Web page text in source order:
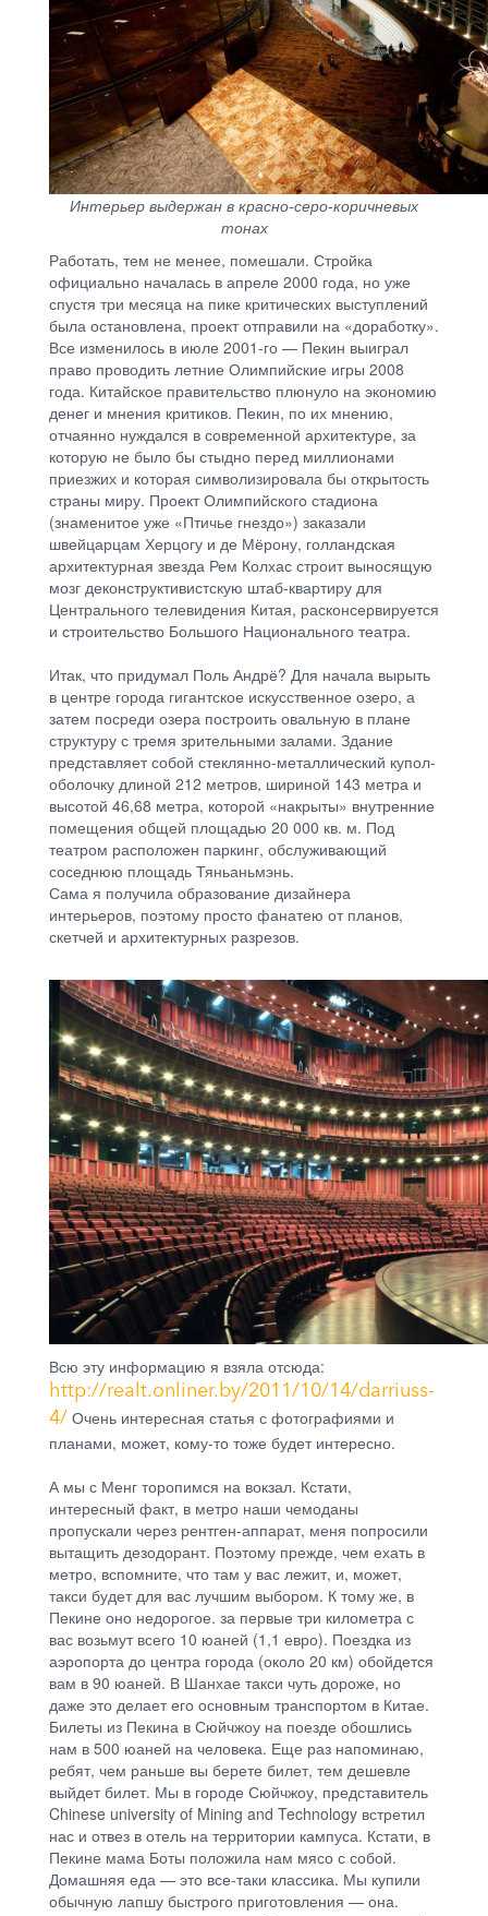
Интерьер выдержан в красно-серо-коричневых
тонах
Работать, тем не менее, помешали. Стройка
официально началась в апреле 2000 года, но уже
спустя три месяца на пике критических выступлений
была остановлена, проект отправили на «доработку».
Все изменилось в июле 2001-го — Пекин выиграл
право проводить летние Олимпийские игры 2008
года. Китайское правительство плюнуло на экономию
денег и мнения критиков. Пекин, по их мнению,
отчаянно нуждался в современной архитектуре, за
которую не было бы стыдно перед миллионами
приезжих и которая символизировала бы открытость
страны миру. Проект Олимпийского стадиона
(знаменитое уже «Птичье гнездо») заказали
швейцарцам Херцогу и де Мёрону, голландская
архитектурная звезда Рем Колхас строит выносящую
мозг деконструктивистскую штаб-квартиру для
Центрального телевидения Китая, расконсервируется
и строительство Большого Национального театра.
Итак, что придумал Поль Андрё? Для начала вырыть
в центре города гигантское искусственное озеро, а
затем посреди озера построить овальную в плане
структуру с тремя зрительными залами. Здание
представляет собой стеклянно-металлический купол-
оболочку длиной 212 метров, шириной 143 метра и
высотой 46,68 метра, которой «накрыты» внутренние
помещения общей площадью 20 000 кв. м. Под
театром расположен паркинг, обслуживающий
соседнюю площадь Тяньаньмэнь.
Сама я получила образование дизайнера
интерьеров, поэтому просто фанатею от планов,
скетчей и архитектурных разрезов.
Всю эту информацию я взяла отсюда:
http://realt.onliner.by/2011/10/14/darriuss-
4/ Очень интересная статья с фотографиями и
планами, может, кому-то тоже будет интересно.
А мы с Менг торопимся на вокзал. Кстати,
интересный факт, в метро наши чемоданы
пропускали через рентген-аппарат, меня попросили
вытащить дезодорант. Поэтому прежде, чем ехать в
метро, вспомните, что там у вас лежит, и, может,
такси будет для вас лучшим выбором. К тому же, в
Пекине оно недорогое. за первые три километра с
вас возьмут всего 10 юаней (1,1 евро). Поездка из
аэропорта до центра города (около 20 км) обойдется
вам в 90 юаней. В Шанхае такси чуть дороже, но
даже это делает его основным транспортом в Китае.
Билеты из Пекина в Сюйчжоу на поезде обошлись
нам в 500 юаней на человека. Еще раз напоминаю,
ребят, чем раньше вы берете билет, тем дешевле
выйдет билет. Мы в городе Сюйчжоу, представитель
Chinese university of Mining and Technology встретил
нас и отвез в отель на территории кампуса. Кстати, в
Пекине мама Боты положила нам мясо с собой.
Домашняя еда — это все-таки классика. Мы купили
обычную лапшу быстрого приготовления — она.